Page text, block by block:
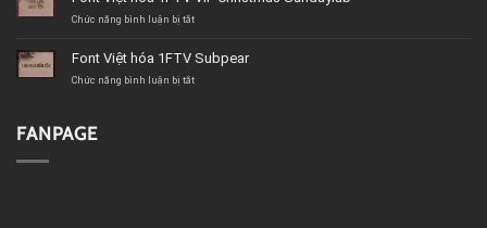
Beach
hóa
1FTV
Chức năng bình luận bị tắtở
hóa
1FTV
Font Việt hóa 1FTV Subpear
Chức năng bình luận bị tắtở
FANPAGE